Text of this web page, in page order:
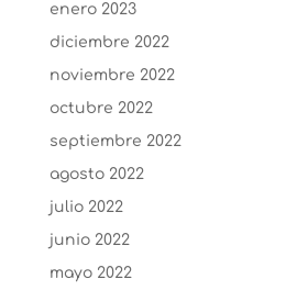
enero 2023
diciembre 2022
noviembre 2022
octubre 2022
septiembre 2022
agosto 2022
julio 2022
junio 2022
mayo 2022